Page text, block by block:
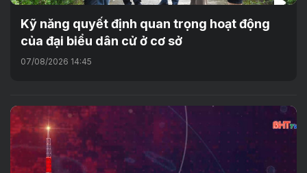
Kỹ năng quyết định quan trọng hoạt động
của đại biểu dân cử ở cơ sở
07/08/2026 14:45